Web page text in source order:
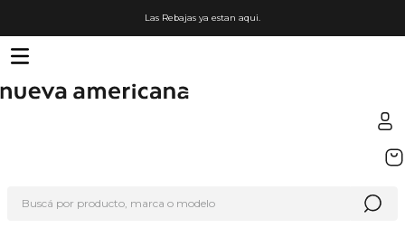
Las Rebajas ya estan aqui.
2.
nike